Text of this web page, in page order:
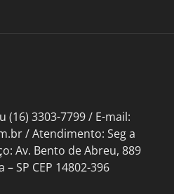
(16) 3303-7799 / E-mail:
/ Atendimento: Seg a
Av. Bento de Abreu, 889
SP CEP 14802-396